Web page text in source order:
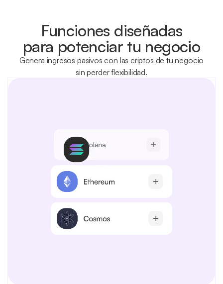
Funciones diseñadas
para potenciar tu negocio
Genera ingresos pasivos con las criptos de tu negocio
sin perder flexibilidad.